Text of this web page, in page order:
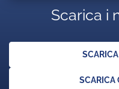
Scarica i
SCARICA